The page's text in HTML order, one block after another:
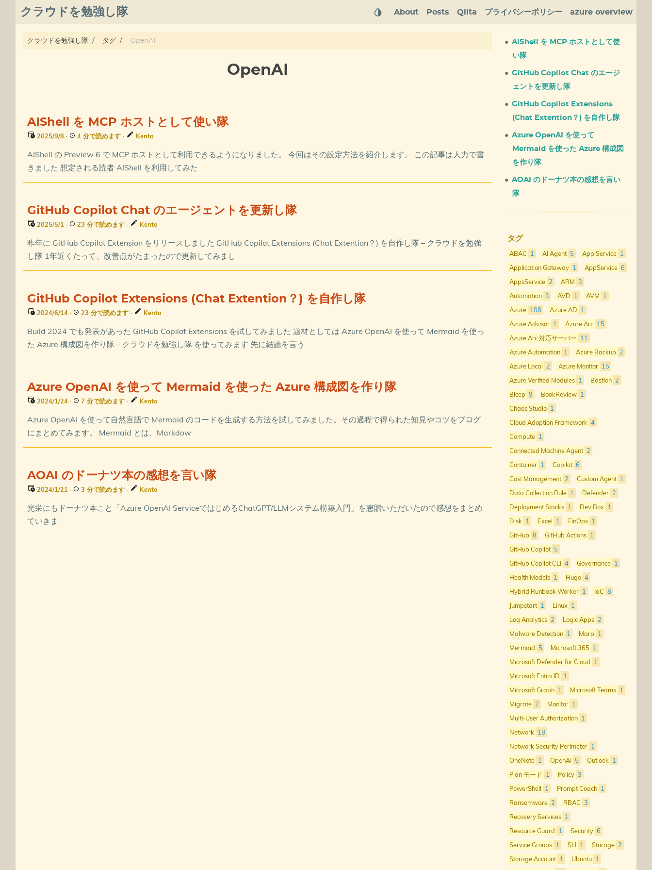
クラウドを勉強し隊
About
azure overview
タグ
About Posts Qiita プライバシーポリシー azure overview
クラウドを勉強し隊 タグ OpenAI
OpenAI
AIShell を MCP ホストとして使い隊
2025/9/8 · 4 分で読めます · Kento
AIShell の Preview 6 で MCP ホストとして利用できるようになりました。 今回はその設定方法を紹介します。 この記事は人力で書
きました 想定される読者 AIShell を利用してみた
GitHub Copilot Chat のエージェントを更新し隊
2025/5/1 · 23 分で読めます · Kento
昨年に GitHub Copilot Extension をリリースしました GitHub Copilot Extensions (Chat Extention？) を自作し隊 – クラウドを勉強
し隊 1年近くたって、改善点がたまったので更新してみまし
GitHub Copilot Extensions (Chat Extention？) を自作し隊
2024/6/14 · 23 分で読めます · Kento
Build 2024 でも発表があった GitHub Copilot Extensions を試してみました 題材としては Azure OpenAI を使って Mermaid を使っ
た Azure 構成図を作り隊 – クラウドを勉強し隊 を使ってみます 先に結論を言う
Azure OpenAI を使って Mermaid を使った Azure 構成図を作り隊
2024/1/24 · 7 分で読めます · Kento
Azure OpenAI を使って自然言語で Mermaid のコードを生成する方法を試してみました。その過程で得られた知見やコツをブログ
にまとめてみます。 Mermaid とは、Markdow
AOAI のドーナツ本の感想を言い隊
2024/1/21 · 3 分で読めます · Kento
光栄にもドーナツ本こと「Azure OpenAI ServiceではじめるChatGPT/LLMシステム構築入門」を恵贈いただいたので感想をまとめ
ていきま
AIShell を MCP ホストとして使
い隊
GitHub Copilot Chat のエージ
ェントを更新し隊
GitHub Copilot Extensions
(Chat Extention？) を自作し隊
Azure OpenAI を使って
Mermaid を使った Azure 構成図
を作り隊
AOAI のドーナツ本の感想を言い
隊
タグ
ABAC 1 AI Agent 5 App Service 1
Application Gateway 1 AppService 6
AppsService 2 ARM 3
Automation 3 AVD 1 AVM 1
Azure 108 Azure AD 1
Azure Advisor 1 Azure Arc 15
Azure Arc 対応サーバー 11
Azure Automation 1 Azure Backup 2
Azure Local 2 Azure Monitor 15
Azure Verified Modules 1 Bastion 2
Bicep 9 BookReview 1
Chaos Studio 1
Cloud Adoption Framework 4
Compute 1
Connected Machine Agent 2
Container 1 Copilot 6
Cost Management 2 Custom Agent 1
Data Collection Rule 1 Defender 2
Deployment Stacks 1 Dev Box 1
Disk 1 Excel 1 FinOps 1
GitHub 8 GitHub Actions 1
GitHub Copilot 5
GitHub Copilot CLI 4 Governance 1
Health Models 1 Hugo 4
Hybrid Runbook Worker 1 IaC 8
Jumpstart 1 Linux 1
Log Analytics 2 Logic Apps 2
Malware Detection 1 Marp 1
Mermaid 5 Microsoft 365 1
Microsoft Defender for Cloud 1
Microsoft Entra ID 1
Microsoft Graph 1 Microsoft Teams 1
Migrate 2 Monitor 1
Multi-User Authorization 1
Network 18
Network Security Perimeter 1
OneNote 1 OpenAI 5 Outlook 1
Plan モード 1 Policy 3
PowerShell 1 Prompt Coach 1
Ransomware 2 RBAC 3
Recovery Services 1
Resource Guard 1 Security 6
Service Groups 1 SLI 1 Storage 2
Storage Account 1 Ubuntu 1